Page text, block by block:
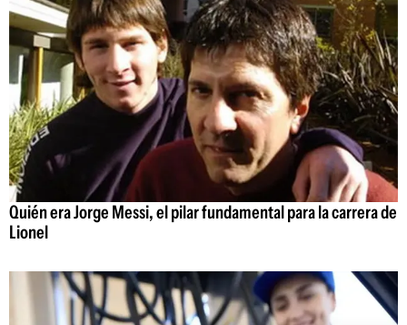
Quién era Jorge Messi, el pilar fundamental para la carrera de
Lionel